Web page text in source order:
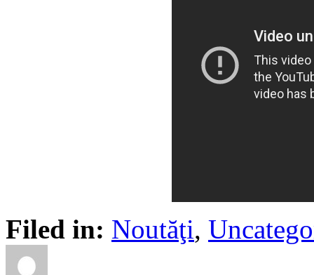
Filed in: Noutăţi,